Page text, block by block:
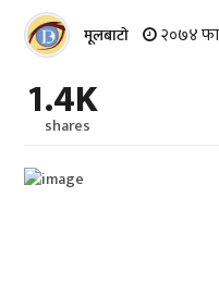
मूलबाटाे २०७४
1.4K
shares